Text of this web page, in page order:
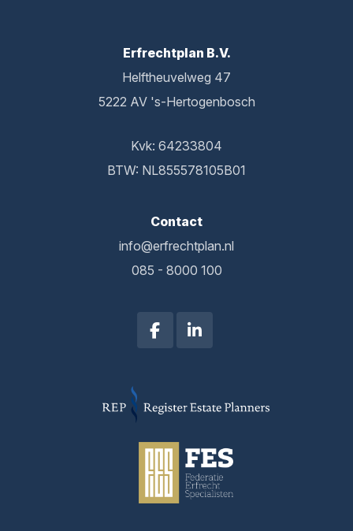
Erfrechtplan B.V.
Helftheuvelweg 47
5222 AV 's-Hertogenbosch
Kvk: 64233804
BTW: NL855578105B01
Contact
info@erfrechtplan.nl
085 - 8000 100